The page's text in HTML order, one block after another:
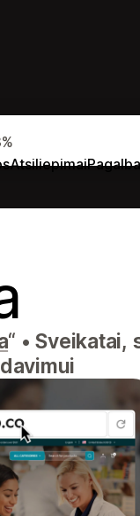
AtsiliepimaiPagalba
“ • Sveikatai,